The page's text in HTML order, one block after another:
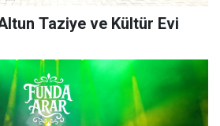
Taziye ve Kültür Evi